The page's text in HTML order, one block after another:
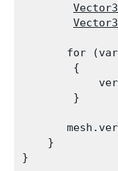
Vector3
Vector3
for
        {
        }
    }